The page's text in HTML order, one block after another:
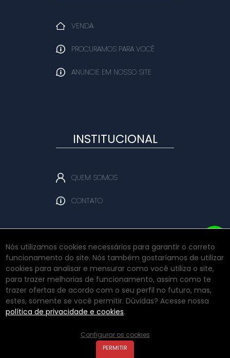
VENDA
PROCURAMOS PARA VOCÊ
ANUNCIE EM NOSSO SITE
INSTITUCIONAL
QUEM SOMOS
CONTATO
REDES SOCIAIS
INSTAGRAM
Nós utilizamos cookies necessários para garantir o correto
funcionamento do site. Nós também gostaríamos de utilizar
cookies para analisar e mensurar como você utiliza o site,
para trazer melhorias de funcionamento, assim como te
trazer ofertas de acordo com o seu perfil no futuro, mas,
estes, somente se você permitir. Dúvidas? Acesse nossa
política de privacidade e cookies.
Configurar os cookies
PERMITIR